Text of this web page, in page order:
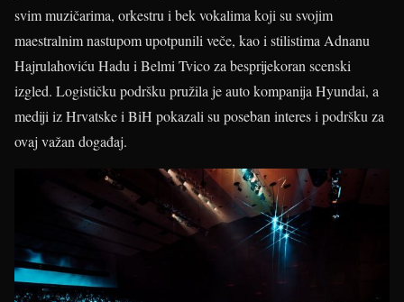
svim muzičarima, orkestru i bek vokalima koji su svojim
maestralnim nastupom upotpunili veče, kao i stilistima Adnanu
Hajrulahoviću Hadu i Belmi Tvico za besprijekoran scenski
izgled. Logističku podršku pružila je auto kompanija Hyundai, a
mediji iz Hrvatske i BiH pokazali su poseban interes i podršku za
ovaj važan događaj.